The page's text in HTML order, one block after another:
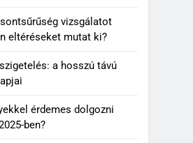
vizsgálatot
eltéréseket mutat ki?
a hosszú távú
érdemes dolgozni
ben?
miért nem
ki a divatból?
szandál
választás nyári